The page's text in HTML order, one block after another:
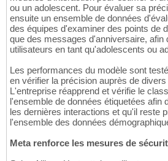
ou un adolescent. Pour évaluer sa
ensuite un ensemble de données
des équipes d'examiner des points de
que des messages d'anniversaire, afin
utilisateurs en tant qu'adolescents ou
Les performances du modèle sont
en vérifier la précision auprès de
L'entreprise réapprend et vérifie le
l'ensemble de données étiquetées afin
les dernières interactions et qu'il reste
l'ensemble des données
Meta renforce les mesures de